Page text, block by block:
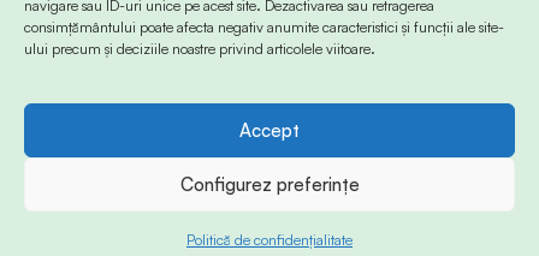
navigare sau ID-uri unice pe acest site. Dezactivarea sau retragerea
consimțământului poate afecta negativ anumite caracteristici și funcții ale site-
ului precum și deciziile noastre privind articolele viitoare.
Accept
Configurez preferințe
Politică de confidențialitate
© 2024 Info-Sud-Est. All Rights Reserved.